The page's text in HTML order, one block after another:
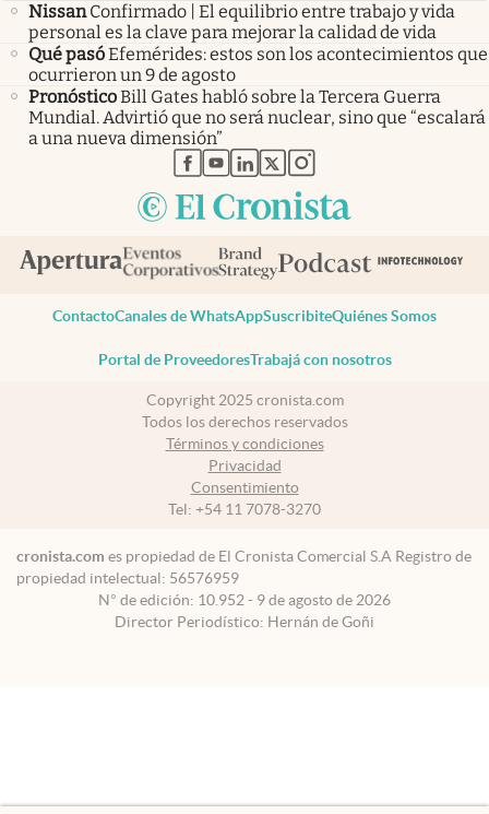
Nissan Confirmado | El equilibrio entre trabajo y vida
personal es la clave para mejorar la calidad de vida
Qué pasóEfemérides: estos son los acontecimientos que
ocurrieron un 9 de agosto
PronósticoBill Gates habló sobre la Tercera Guerra
Mundial. Advirtió que no será nuclear, sino que “escalará
a una nueva dimensión”
abre en nueva pestaña
abre en nueva pestaña
abre en nueva pestaña
abre en nueva pestaña
abre en nueva pestaña
ContactoCanales de WhatsAppSuscribiteQuiénes Somos
Portal de ProveedoresTrabajá con nosotros
Copyright 2025 cronista.com
Todos los derechos reservados
Términos y condiciones
Privacidad
Consentimiento
Tel: +54 11 7078-3270
cronista.com es propiedad de El Cronista Comercial S.A Registro de
propiedad intelectual: 56576959
N° de edición: 10.952 - 9 de agosto de 2026
Director Periodístico: Hernán de Goñi